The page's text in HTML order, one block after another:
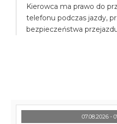
Kierowca ma prawo do
telefonu podczas jazdy,
bezpieczeństwa
07.08.2026 -